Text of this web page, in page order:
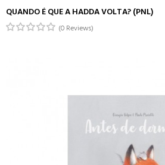
QUANDO É QUE A HADDA VOLTA? (PNL)
(0 Reviews)